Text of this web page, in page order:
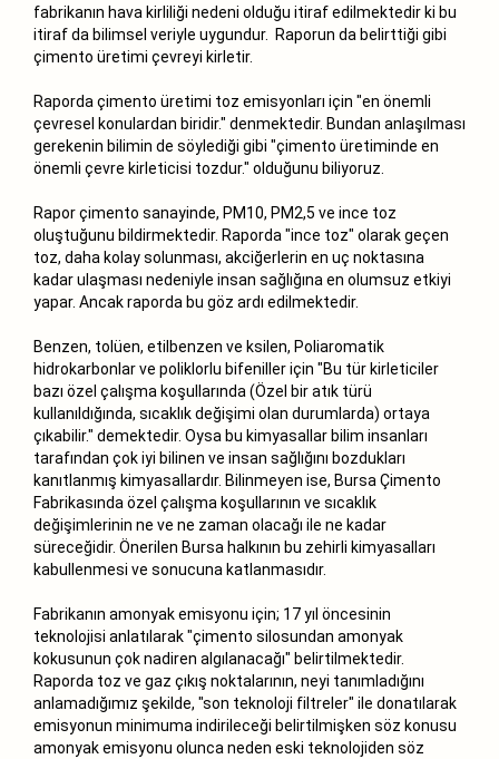
fabrikanın hava kirliliği nedeni olduğu itiraf edilmektedir ki bu
itiraf da bilimsel veriyle uygundur. Raporun da belirttiği gibi
çimento üretimi çevreyi kirletir.
Raporda çimento üretimi toz emisyonları için "en önemli
çevresel konulardan biridir." denmektedir. Bundan anlaşılması
gerekenin bilimin de söylediği gibi "çimento üretiminde en
önemli çevre kirleticisi tozdur." olduğunu biliyoruz.
Rapor çimento sanayinde, PM10, PM2,5 ve ince toz
oluştuğunu bildirmektedir. Raporda "ince toz" olarak geçen
toz, daha kolay solunması, akciğerlerin en uç noktasına
kadar ulaşması nedeniyle insan sağlığına en olumsuz etkiyi
yapar. Ancak raporda bu göz ardı edilmektedir.
Benzen, tolüen, etilbenzen ve ksilen, Poliaromatik
hidrokarbonlar ve poliklorlu bifeniller için "Bu tür kirleticiler
bazı özel çalışma koşullarında (Özel bir atık türü
kullanıldığında, sıcaklık değişimi olan durumlarda) ortaya
çıkabilir." demektedir. Oysa bu kimyasallar bilim insanları
tarafından çok iyi bilinen ve insan sağlığını bozdukları
kanıtlanmış kimyasallardır. Bilinmeyen ise, Bursa Çimento
Fabrikasında özel çalışma koşullarının ve sıcaklık
değişimlerinin ne ve ne zaman olacağı ile ne kadar
süreceğidir. Önerilen Bursa halkının bu zehirli kimyasalları
kabullenmesi ve sonucuna katlanmasıdır.
Fabrikanın amonyak emisyonu için; 17 yıl öncesinin
teknolojisi anlatılarak "çimento silosundan amonyak
kokusunun çok nadiren algılanacağı" belirtilmektedir.
Raporda toz ve gaz çıkış noktalarının, neyi tanımladığını
anlamadığımız şekilde, "son teknoloji filtreler" ile donatılarak
emisyonun minimuma indirileceği belirtilmişken söz konusu
amonyak emisyonu olunca neden eski teknolojiden söz